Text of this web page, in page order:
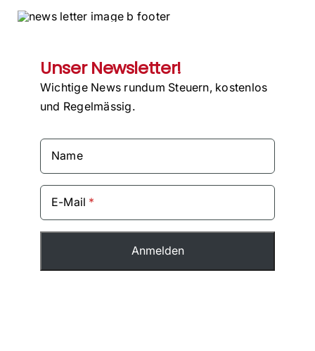
Unser Newsletter!
Wichtige News rundum Steuern, kostenlos
und Regelmässig.
Name
E-Mail